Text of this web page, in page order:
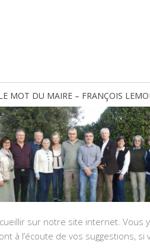
MOT DU MAIRE – FRANÇOIS
sur notre site internet.
à l’écoute de vos suggestions,